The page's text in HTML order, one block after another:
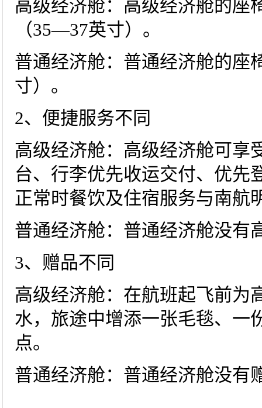
高级经济舱：高级经济舱的
（35—37英寸）。
普通经济舱：普通经济舱的座
寸）。
2、便捷服务不同
高级经济舱：高级经济舱可享
台、行李优先收运交付、优先
正常时餐饮及住宿服务与南航
普通经济舱：普通经济舱没有
3、赠品不同
高级经济舱：在航班起飞前为
水，旅途中增添一张毛毯、一
点。
普通经济舱：普通经济舱没有